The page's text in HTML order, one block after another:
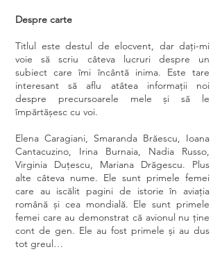
Despre carte
Titlul este destul de elocvent, dar dați-mi
voie să scriu câteva lucruri despre un
subiect care îmi încântă inima. Este tare
interesant să aflu atâtea informații noi
despre precursoarele mele și să le
împărtășesc cu voi.
Elena Caragiani, Smaranda Brăescu, Ioana
Cantacuzino, Irina Burnaia, Nadia Russo,
Virginia Duțescu, Mariana Drăgescu. Plus
alte câteva nume. Ele sunt primele femei
care au iscălit pagini de istorie în aviația
română și cea mondială. Ele sunt primele
femei care au demonstrat că avionul nu ține
cont de gen. Ele au fost primele și au dus
tot greul…